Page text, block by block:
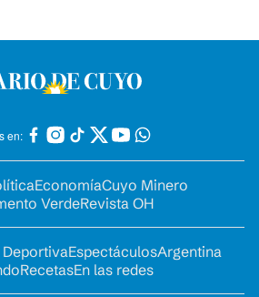
en:
EconomíaCuyo Minero
VerdeRevista OH
DeportivaEspectáculosArgentina
RecetasEn las redes